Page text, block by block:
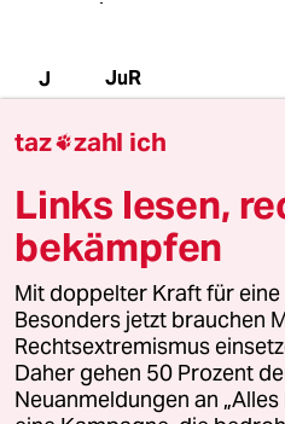
J JuR
28.11.2015,13:44 Uhr
An deren Stelle
Vorgaben nicht
Innenstadt
gar nicht, diese
Vorgehensweise
Innenministeriums
Gericht, sollen sie
abführen.
taz zahl ich
Links lesen,
bekämpfen
Mit doppelter Kraft für
Besonders jetzt brauchen
Rechtsextremismus
Daher gehen 50 Prozent
Neuanmeldungen an